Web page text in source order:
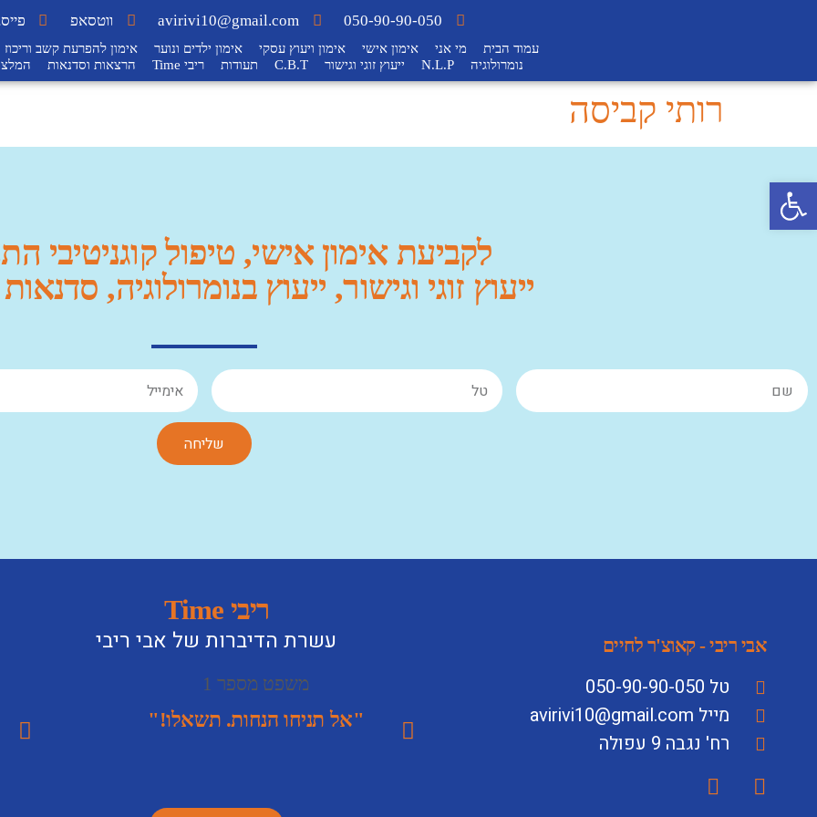
050-90-90-050
avirivi10@gmail.com ווטסאפ
עמוד הבית מי אני אימון אישי אימון ויעוץ עסקי אימון ילדים ונוער אימון להפרעת קשב וריכוז
נומרולוגיה
N.L.P ייעוץ זוגי וגישור C.B.T תעודות ריבי Time הרצאות וסדנאות
רותי קביסה
לקביעת אימון אישי, טיפול קוגניטיבי
ייעוץ זוגי וגישור, ייעוץ בנומרולוגיה,
שליחה
אבי ריבי - קאוצ'ר לחיים
טל 050-90-90-050
מייל avirivi10@gmail.com
רח' נגבה 9 עפולה
ריבי Time
עשרת הדיברות של אבי ריבי
משפט מספר 1
"אל תניחו הנחות. תשאלו!"
פתח סרגל נגישות